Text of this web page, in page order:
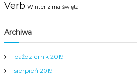
Verb Winter zima święta
Archiwa
październik 2019
sierpień 2019